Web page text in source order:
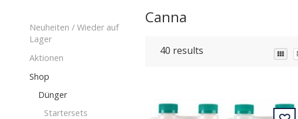
Neuheiten / Wieder auf
Lager
Aktionen
Shop
Dünger
Startersets
Canna
40 results